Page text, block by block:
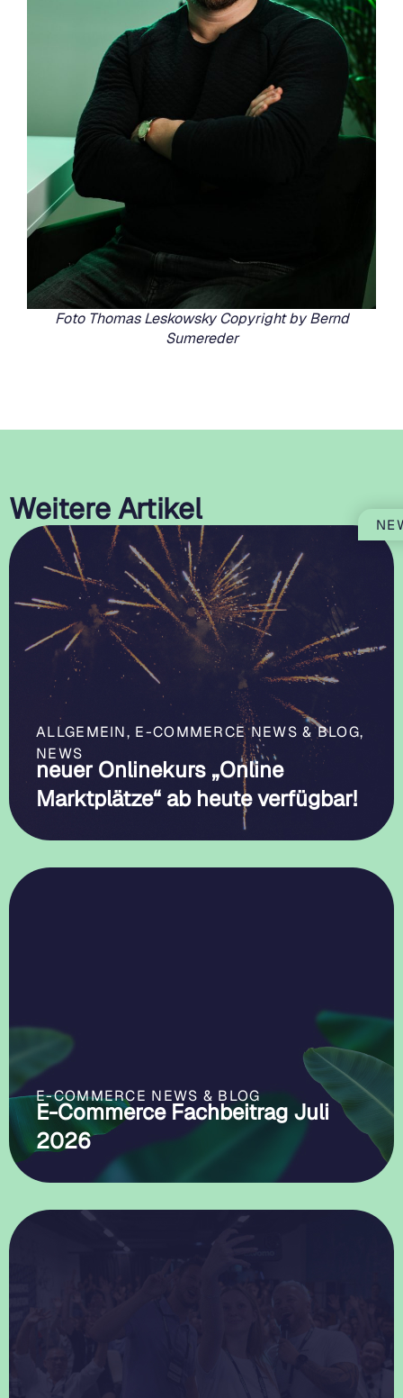
Foto Thomas Leskowsky Copyright by Bernd
Sumereder
Weitere Artikel
ALLGEMEIN, E-COMMERCE NEWS & BLOG,
NEWS
neuer Onlinekurs „Online
Marktplätze“ ab heute verfügbar!
E-COMMERCE NEWS & BLOG
E-Commerce Fachbeitrag Juli
2026